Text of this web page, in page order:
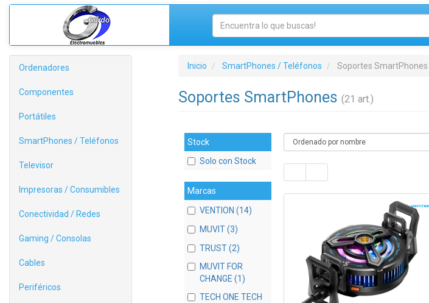
Ordenadores
Componentes
Portátiles
SmartPhones / Teléfonos
Televisor
Impresoras / Consumibles
Conectividad / Redes
Gaming / Consolas
Cables
Periféricos
Inicio SmartPhones / Teléfonos Soportes SmartPhones
Soportes SmartPhones (21 art.)
Stock
Solo con Stock
Marcas
VENTION (14)
MUVIT (3)
TRUST (2)
MUVIT FOR
CHANGE (1)
TECH ONE TECH